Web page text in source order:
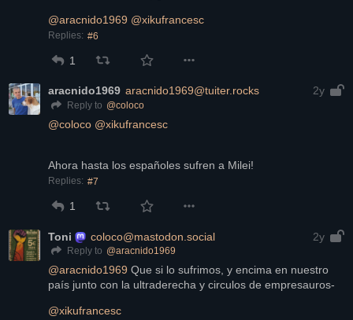
@aracnido1969 @xikufrancesc
Replies: #6
1
aracnido1969 aracnido1969@tuiter.rocks 2y
Reply to @coloco
@coloco @xikufrancesc
Ahora hasta los españoles sufren a Milei!
Replies: #7
1
Toni coloco@mastodon.social 2y
Reply to @aracnido1969
@aracnido1969 Que si lo sufrimos, y encima en nuestro
país junto con la ultraderecha y circulos de empresauros-
@xikufrancesc